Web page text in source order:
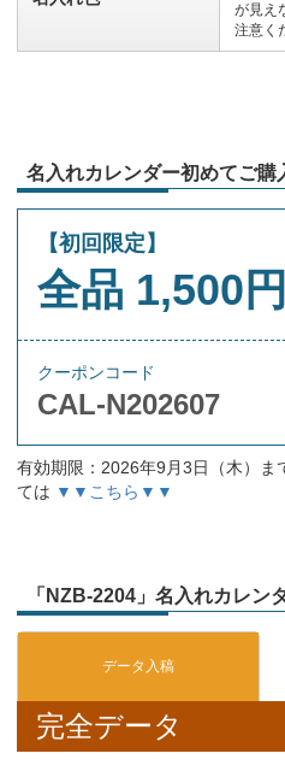
が見え
注意く
名入れカレンダー初めてご購
【初回限定】
全品 1,500
クーポンコード
CAL-N202607
有効期限：2026年9月3日（木）ま
ては ▼▼こちら▼▼
「NZB-2204」名入れカレン
完全データ